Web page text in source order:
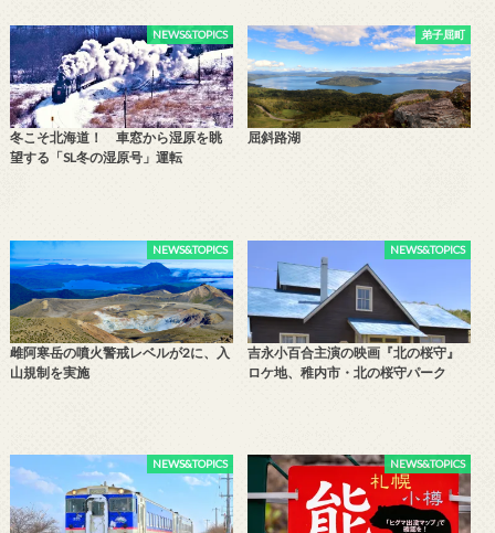
NEWS&TOPICS
冬こそ北海道！ 車窓から湿原を眺
望する「SL冬の湿原号」運転
弟子屈町
屈斜路湖
NEWS&TOPICS
雌阿寒岳の噴火警戒レベルが2に、入
山規制を実施
NEWS&TOPICS
吉永小百合主演の映画『北の桜守』
ロケ地、稚内市・北の桜守パーク
NEWS&TOPICS NEWS&TOPICS